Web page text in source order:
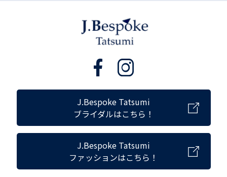
J.Bespoke Tatsumi
ブライダルはこちら！
J.Bespoke Tatsumi
ファッションはこちら！